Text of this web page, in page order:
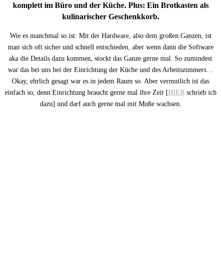
komplett im Büro und der Küche. Plus: Ein Brotkasten als
kulinarischer Geschenkkorb.
Wie es manchmal so ist: Mit der Hardware, also dem großen Ganzen, ist
man sich oft sicher und schnell entschieden, aber wenn dann die Software
aka die Details dazu kommen, stockt das Ganze gerne mal. So zumindest
war das bei uns bei der Einrichtung der Küche und des Arbeitszimmers…
Okay, ehrlich gesagt war es in jedem Raum so. Aber vermutlich ist das
einfach so, denn Einrichtung braucht gerne mal ihre Zeit [HIERschrieb ich
dazu] und darf auch gerne mal mit Muße wachsen.